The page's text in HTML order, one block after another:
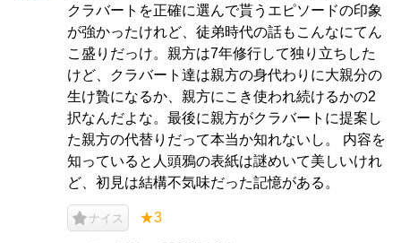
クラバートを正確に選んで貰うエピソードの印象
が強かったけれど、徒弟時代の話もこんなにてん
こ盛りだっけ。親方は7年修行して独り立ちした
けど、クラバート達は親方の身代わりに大親分の
生け贄になるか、親方にこき使われ続けるかの2
択なんだよな。最後に親方がクラバートに提案し
た親方の代替りだって本当か知れないし。 内容を
知っていると人頭鴉の表紙は謎めいて美しいけれ
ど、初見は結構不気味だった記憶がある。
ナイス ★3